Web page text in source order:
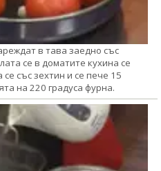
в тава заедно със
се в доматите кухина се
със зехтин и се пече 15
на 220 градуса фурна.